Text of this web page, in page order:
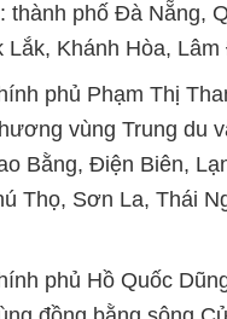
thành phố Đà Nẵng,
Lắk, Khánh Hòa, Lâm
phủ Phạm Thị
vùng Trung du
Bằng, Điện Biên,
Thọ, Sơn La, Thái
phủ Hồ Quốc